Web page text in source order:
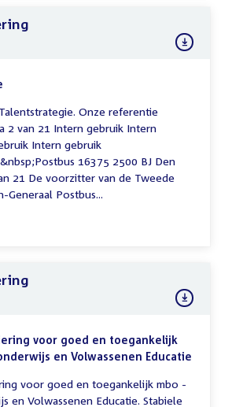
Onze referentie
2 van 21 Intern gebruik Intern
Intern gebruik
16375 2500 BJ Den
21 De voorzitter van de Tweede
Generaal Postbus...
voor goed en toegankelijk
en Volwassenen Educatie
voor goed en toegankelijk mbo -
en Volwassenen Educatie. Stabiele